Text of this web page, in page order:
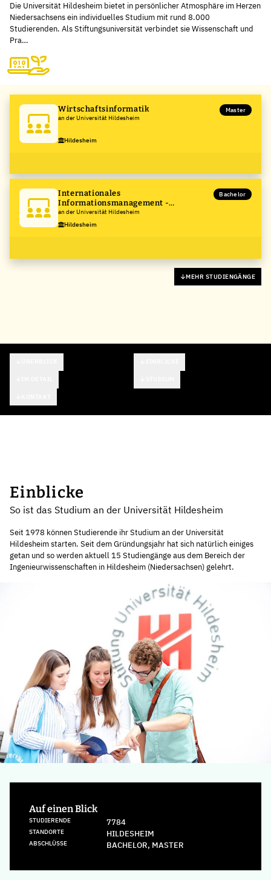
Die Universität Hildesheim bietet in persönlicher Atmosphäre im Herzen
Niedersachsens ein individuelles Studium mit rund 8.000
Studierenden. Als Stiftungsuniversität verbindet sie Wissenschaft und
Pra…
Wirtschaftsinformatik
an der Universität Hildesheim
Master
Hildesheim
Internationales
Informationsmanagement -
Informationswissenschaften und
Interkulturelle Kommunikation
an der Universität Hildesheim
Bachelor
Hildesheim
MEHR STUDIENGÄNGE
Einblicke
So ist das Studium an der Universität Hildesheim
Seit 1978 können Studierende ihr Studium an der Universität
Hildesheim starten. Seit dem Gründungsjahr hat sich natürlich einiges
getan und so werden aktuell 15 Studiengänge aus dem Bereich der
Ingenieurwissenschaften in Hildesheim (Niedersachsen) gelehrt.
Auf einen Blick
STUDIERENDE 7784
STANDORTE HILDESHEIM
ABSCHLÜSSE BACHELOR, MASTER